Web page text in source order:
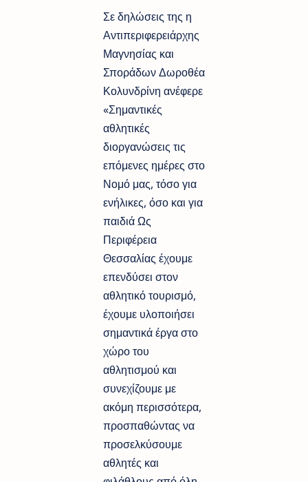
Σε δηλώσεις της η
Αντιπεριφερειάρχης
Μαγνησίας και
Σποράδων Δωροθέα
Κολυνδρίνη ανέφερε
«Σημαντικές
αθλητικές
διοργανώσεις τις
επόμενες ημέρες στο
Νομό μας, τόσο για
ενήλικες, όσο και για
παιδιά Ως
Περιφέρεια
Θεσσαλίας έχουμε
επενδύσει στον
αθλητικό τουρισμό,
έχουμε υλοποιήσει
σημαντικά έργα στο
χώρο του
αθλητισμού και
συνεχίζουμε με
ακόμη περισσότερα,
προσπαθώντας να
προσελκύσουμε
αθλητές και